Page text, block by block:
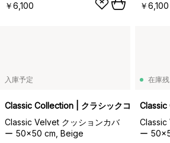
￥6,100
￥6,100
入庫予定
Classic Collection | クラシックコレクショ
Classic Velvet クッションカバ
ー 50x50 cm, Beige
在庫
Classic
Classic
ー